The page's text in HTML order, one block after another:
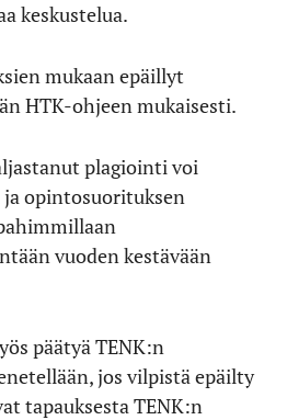
keskustelua.
mukaan epäillyt
HTK-ohjeen mukaisesti.
plagiointi voi
opintosuorituksen
vuoden kestävään
päätyä TENK:n
jos vilpistä epäilty
tapauksesta TENK:n